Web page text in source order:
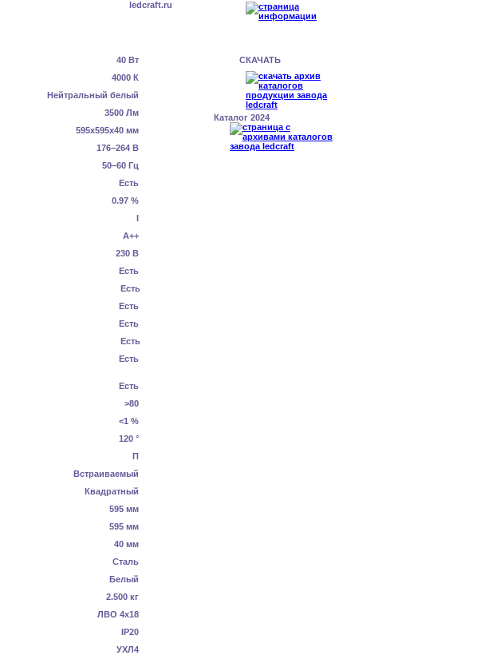
40 Вт
4000 К
Нейтральный белый
3500 Лм
595x595x40 мм
176–264 В
50–60 Гц
Есть
0.97 %
I
А++
230 В
Есть
Есть
Есть
Есть
Есть
Есть
Есть
>80
<1 %
120 °
П
Встраиваемый
Квадратный
595 мм
595 мм
40 мм
Сталь
Белый
2.500 кг
ЛВО 4x18
IP20
УХЛ4
СКАЧАТЬ
Каталог 2024